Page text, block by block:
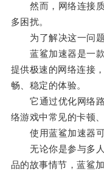
然而，网络连接质
多困扰。
为了解决这一问题
蓝鲨加速器是一款
提供极速的网络连接
畅、稳定的体验。
它通过优化网络路
络游戏中常见的卡顿
使用蓝鲨加速器可
无论你是参与多人
品的故事情节，蓝鲨